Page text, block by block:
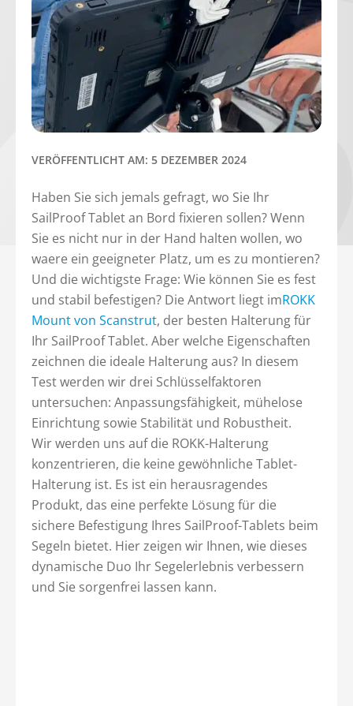
VERÖFFENTLICHT AM: 5 DEZEMBER 2024
Haben Sie sich jemals gefragt, wo Sie Ihr
SailProof Tablet an Bord fixieren sollen? Wenn
Sie es nicht nur in der Hand halten wollen, wo
waere ein geeigneter Platz, um es zu montieren?
Und die wichtigste Frage: Wie können Sie es fest
und stabil befestigen? Die Antwort liegt imROKK
Mount von Scanstrut, der besten Halterung für
Ihr SailProof Tablet. Aber welche Eigenschaften
zeichnen die ideale Halterung aus? In diesem
Test werden wir drei Schlüsselfaktoren
untersuchen: Anpassungsfähigkeit, mühelose
Einrichtung sowie Stabilität und Robustheit.
Wir werden uns auf die ROKK-Halterung
konzentrieren, die keine gewöhnliche Tablet-
Halterung ist. Es ist ein herausragendes
Produkt, das eine perfekte Lösung für die
sichere Befestigung Ihres SailProof-Tablets beim
Segeln bietet. Hier zeigen wir Ihnen, wie dieses
dynamische Duo Ihr Segelerlebnis verbessern
und Sie sorgenfrei lassen kann.